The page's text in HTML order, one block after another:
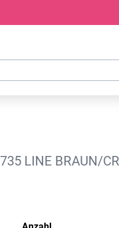
LINE BRAUN/